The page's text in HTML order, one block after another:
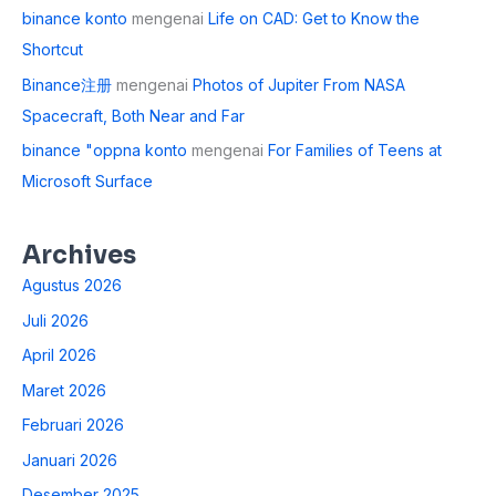
binance konto mengenai Life on CAD: Get to Know the
Shortcut
Binance注册 mengenai Photos of Jupiter From NASA
Spacecraft, Both Near and Far
binance "oppna konto mengenai For Families of Teens at
Microsoft Surface
Archives
Agustus 2026
Juli 2026
April 2026
Maret 2026
Februari 2026
Januari 2026